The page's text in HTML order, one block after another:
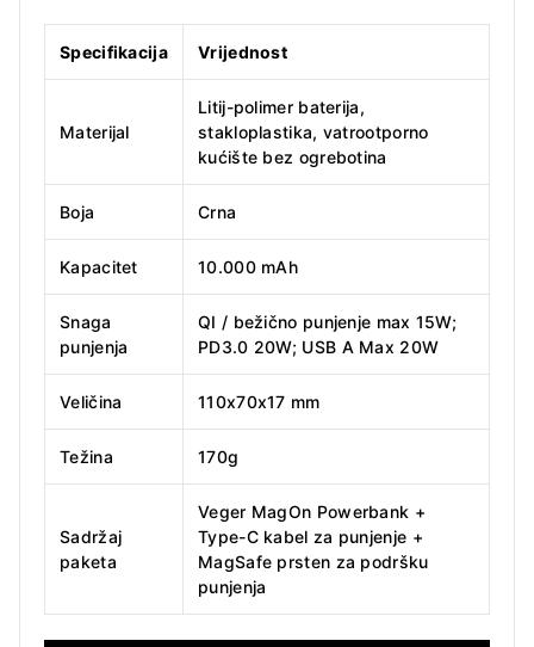
Specifikacija Vrijednost
Materijal
Litij-polimer baterija,
stakloplastika, vatrootporno
kućište bez ogrebotina
Boja Crna
Kapacitet 10.000 mAh
Snaga
punjenja
QI / bežično punjenje max 15W;
PD3.0 20W; USB A Max 20W
Veličina 110x70x17 mm
Težina 170g
Sadržaj
paketa
Veger MagOn Powerbank +
Type-C kabel za punjenje +
MagSafe prsten za podršku
punjenja